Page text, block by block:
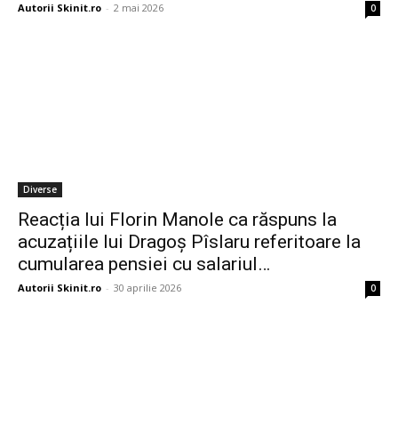
Autorii Skinit.ro - 2 mai 2026 0
Diverse
Reacția lui Florin Manole ca răspuns la
acuzațiile lui Dragoș Pîslaru referitoare la
cumularea pensiei cu salariul…
Autorii Skinit.ro - 30 aprilie 2026 0